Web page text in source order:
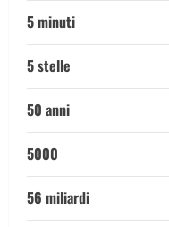
5 minuti
5 stelle
50 anni
5000
56 miliardi